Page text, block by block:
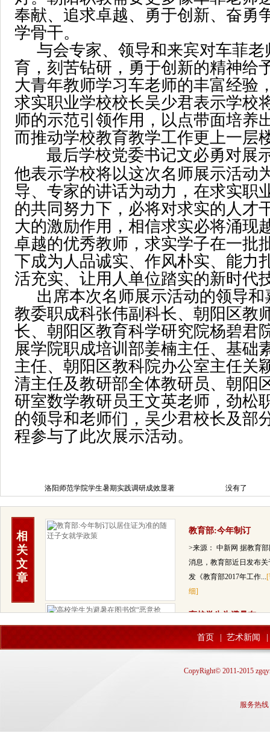
奉献、追求卓越、勇于创新、奋勇
学骨干。
与会专家、领导和来宾对车菲
育，刻苦钻研，勇于创新的精神给
大青年教师学习车老师的丰富经验
求实职业学校校长吴少君表示学校
师的示范引领作用，以点带面培养
而推动学校教育教学工作更上一层
最后学校党委书记文必勇对展
他表示学校将以这次名师展示活动
导、专家的讲话为动力，在求实职
的共同努力下，必将对求实的人才
大的激励作用，相信求实必将涌现
卓越的优秀教师，求实学子在一批
下成为人品诚实、作风朴实、能力
活充实、让用人单位踏实的新时代
出席本次名师展示活动的领导
教委职成科张伟副科长、朝阳区教
长、朝阳区教育科学研究院杨碧君
展学院职成培训部姜楠主任、基础
主任、朝阳区教科院办公室主任关
清主任及教研部全体教研员、朝阳
研室数学教研员王文英老师，劲松
的领导和老师们，吴少君校长及部
程参与了此次展示活动。
洛阳师范学院学生暑期实践调研成效显著 没有了
相
关
文
章
教育部:今年制订
>来源： 中新网 据教育
消息，教育部近日发布关
发《教育部2017年工作...
细]
高校学生为避暑在
> 随着气温的上升和期末
来临，安装空调的图书馆
处，...[详细]
作，能不能找到满意的工作？
首页 艺术新闻 |
CopyRight© 2011-2015
服务热线